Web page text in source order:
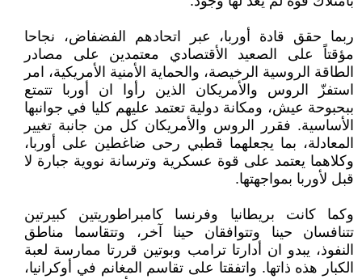
ربما حقق قادة أوربا، عبر اتحادهم الفضفاض، نجاحا
مؤقتاً على الصعيد الأقتصادي معتمدين على مصادر
الطاقة الروسية الرخيصة، والحماية الأمنية الأمريكية، امر
استفزّ الروس والأمريكان الذين رأوا ان أوربا تتمتع
ببحبوحة عيش، ومكانة دولية تعتمد عليهم كليا في جوانبها
الأساسية. فقرر الروس والأمريكان كل من جانبة تغيير
المعادلة، بما يجعلهما قطبي رحى ضاغطين على أوربا،
وكلاهما يعتمد على قوة عسكرية وترسانة نووية جبارة لا
قبل لأوربا بمواجهتها.
وكما كانت بريطانيا وفرنسا كامبراطوريتين كبيرتين
تتنافسان حينا وتتوافقان حينا آخر، وتتقاسما مناطق
النفوذ، يبدو ان أدارتا ترامب وبوتين قررتا ممارسة لعبة
الكبار هذه ذاتها. واتفقتا على تقاسم المغانم في أوكرانيا،